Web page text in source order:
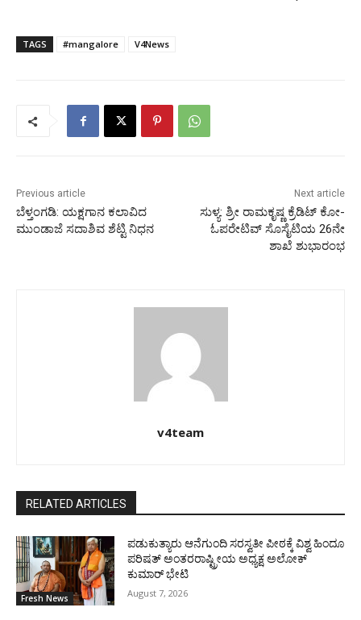
TAGS #mangalore V4News
Previous article
ಬೆಳ್ತಂಗಡಿ: ಯಕ್ಷಗಾನ ಕಲಾವಿದ
ಮುಂಡಾಜೆ ಸದಾಶಿವ ಶೆಟ್ಟಿ ನಿಧನ
Next article
ಸುಳ್ಯ: ಶ್ರೀ ರಾಮಕೃಷ್ಣ ಕ್ರೆಡಿಟ್ ಕೋ-
ಓಪರೇಟಿವ್‌ ಸೊಸೈಟಿಯ 26ನೇ
ಶಾಖೆ ಶುಭಾರಂಭ
v4team
RELATED ARTICLES
Fresh News
ಪಡುಕುತ್ಯಾರು ಆನೆಗುಂದಿ ಸರಸ್ವತೀ ಪೀಠಕ್ಕೆ ವಿಶ್ವ ಹಿಂದೂ
ಪರಿಷತ್ ಅಂತರರಾಷ್ಟ್ರೀಯ ಅಧ್ಯಕ್ಷ ಅಲೋಕ್
ಕುಮಾರ್ ಭೇಟಿ
August 7, 2026